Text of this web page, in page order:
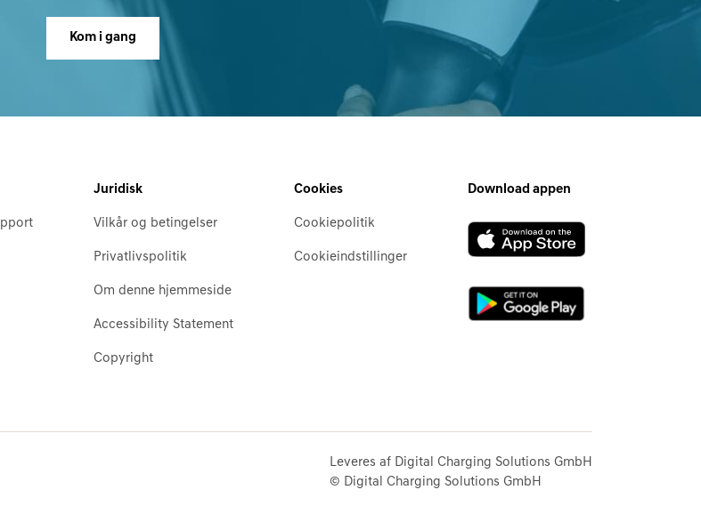
Kom i gang
Juridisk
Vilkår og betingelser
Privatlivspolitik
Om denne hjemmeside
Accessibility Statement
Copyright
Cookies
Cookiepolitik
Cookieindstillinger
Download appen
Leveres af Digital Charging Solutions GmbH
© Digital Charging Solutions GmbH